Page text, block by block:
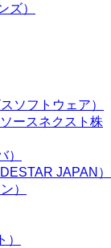
ズ）
ソフトウェア）
ースネクスト株
）
JAPAN）
）